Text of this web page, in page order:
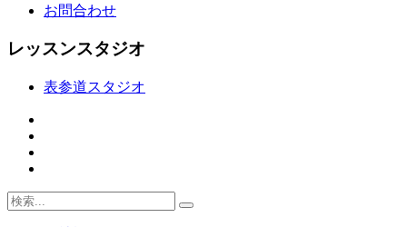
お問合わせ
レッスンスタジオ
表参道スタジオ
Search
for:
検